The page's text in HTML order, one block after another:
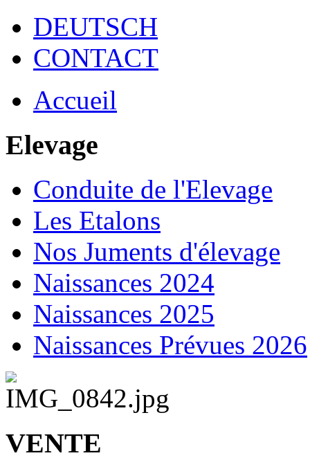
DEUTSCH
CONTACT
Accueil
Elevage
Conduite de l'Elevage
Les Etalons
Nos Juments d'élevage
Naissances 2024
Naissances 2025
Naissances Prévues 2026
VENTE